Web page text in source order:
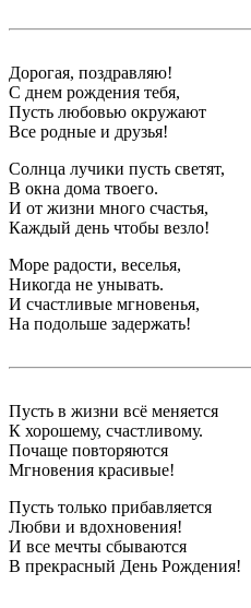
Дорогая, поздравляю!
С днем рождения тебя,
Пусть любовью окружают
Все родные и друзья!
Солнца лучики пусть светят,
В окна дома твоего.
И от жизни много счастья,
Каждый день чтобы везло!
Море радости, веселья,
Никогда не унывать.
И счастливые мгновенья,
На подольше задержать!
Пусть в жизни всё меняется
К хорошему, счастливому.
Почаще повторяются
Мгновения красивые!
Пусть только прибавляется
Любви и вдохновения!
И все мечты сбываются
В прекрасный День Рождения!